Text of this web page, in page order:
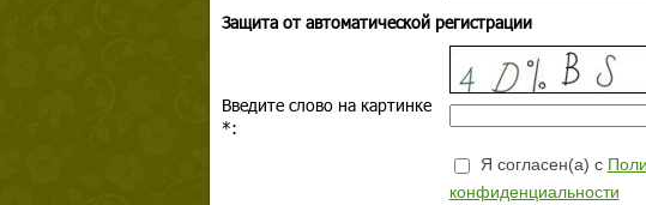
Защита от автоматической регистрации
Введите слово на картинке
*:
Я согласен(а) с
конфиденциальности